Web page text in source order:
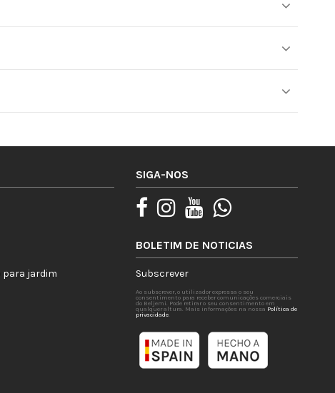
para jardim
SIGA-NOS
BOLETIM DE NOTICIAS
Subscrever
Ao subscrever, o utilizador expressa o seu
consentimento para receber comunicações comerciais
do Beljemi. Pode retirar o seu consentimento em
qualquer altura. Mais informações na nossa Política de
privacidade